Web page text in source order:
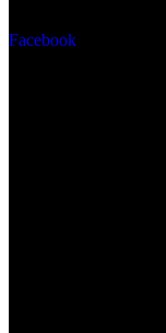
Facebook